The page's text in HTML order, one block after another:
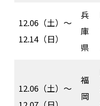
12.06（土）〜
12.14（日）
兵
庫
県
12.06（土）〜
福
岡